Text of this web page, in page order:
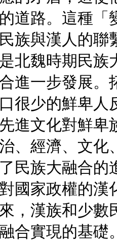
的道路。這種「
民族與漢人的聯
是北魏時期民族
進一步發展。
口很少的鮮卑人
先進文化對鮮卑
、經濟、文化
了民族大融合的
國家政權的漢
來，漢族和少數
合實現的基礎